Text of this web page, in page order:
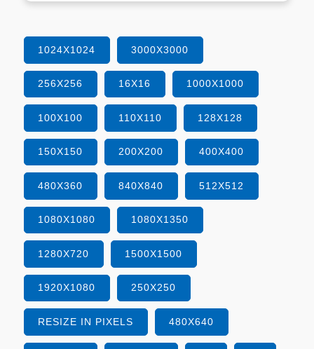
1024X1024 3000X3000
256X256 16X16 1000X1000
100X100 110X110 128X128
150X150 200X200 400X400
480X360 840X840 512X512
1080X1080 1080X1350
1280X720 1500X1500
1920X1080 250X250
RESIZE IN PIXELS 480X640